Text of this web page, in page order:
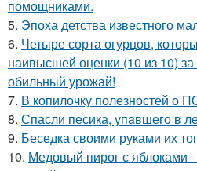
помощниками.
5. Эпоха детства известного
6. Четыре сорта огурцов,
наивысшей оценки (10 из 10)
обильный урожай!
7. В копилочку полезностей о
8. Спасли песика, упaвшего в
9. Беседка своими руками их
10. Медовый пирог с яблоками